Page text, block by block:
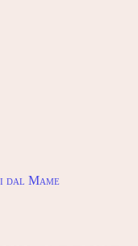
dal Mame